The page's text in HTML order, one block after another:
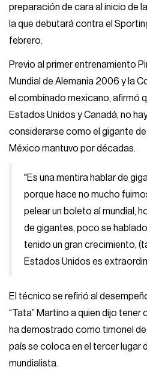
preparación de cara al inicio de
la que debutará contra el
febrero.
Previo al primer entrenamiento
Mundial de Alemania 2006 y la
el combinado mexicano, afirmó
Estados Unidos y Canadá, no
considerarse como el gigante
México mantuvo por décadas.
"Es una mentira hablar de
porque hace no mucho
pelear un boleto al mundial,
de gigantes, poco se
tenido un gran crecimiento,
Estados Unidos es
El técnico se refirió al
“Tata” Martino a quien dijo tener
ha demostrado como timonel
país se coloca en el tercer lugar
mundialista.